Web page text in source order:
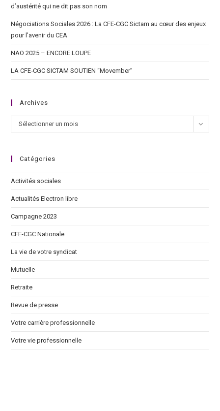
d’austérité qui ne dit pas son nom
Négociations Sociales 2026 : La CFE-CGC Sictam au cœur des enjeux
pour l’avenir du CEA
NAO 2025 – ENCORE LOUPE
LA CFE‑CGC SICTAM SOUTIEN “Movember”
Archives
Sélectionner un mois
Catégories
Activités sociales
Actualités Electron libre
Campagne 2023
CFE-CGC Nationale
La vie de votre syndicat
Mutuelle
Retraite
Revue de presse
Votre carrière professionnelle
Votre vie professionnelle